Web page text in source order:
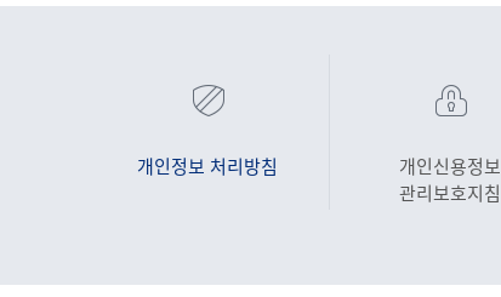
개인정보 처리방침
개인신용정보
관리보호지침